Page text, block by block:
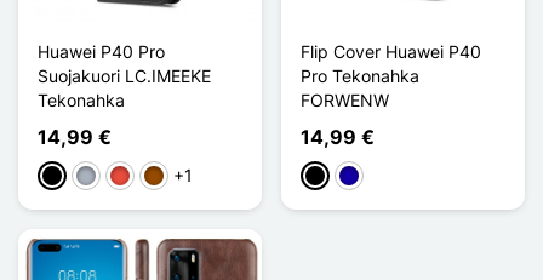
Huawei P40 Pro
Suojakuori LC.IMEEKE
Tekonahka
14,99 €
MustaHarmaaPunainen
Ruskea
+1
Flip Cover Huawei P40
Pro Tekonahka
FORWENW
14,99 €
MustaBleu Foncé